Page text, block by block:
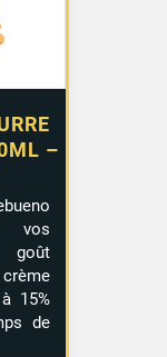
–
vos
goût
15%
de